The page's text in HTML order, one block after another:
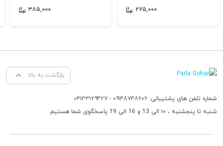
۲۷۵,۰۰۰ ۳۸۵,۰۰۰
بازگشت به بالا
شماره تلفن های پشتیبانی: ۰۹۱۴۸۷۴۸۶۰۶ - ۰۴۱۳۳۱۲۹۴۲۷
شنبه تا پنجشنبه ، ۱۰ الی 13 و 16 الی 19 پاسخگوی شما هستیم